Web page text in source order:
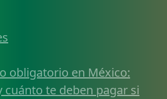
obligatorio en México:
cuánto te deben pagar si